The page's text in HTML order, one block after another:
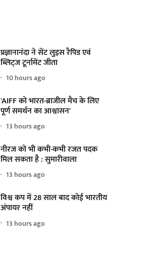
प्रज्ञानानंदा ने सेंट लुइस रैपिड एवं
ब्लिट्ज टूर्नामेंट जीता
10 hours ago
'AIFF को भारत-ब्राजील मैच के लिए
पूर्ण समर्थन का आश्वासन'
13 hours ago
नीरज को भी कभी-कभी रजत पदक
मिल सकता है : सुमारीवाला
13 hours ago
विश्व कप में 28 साल बाद कोई भारतीय
अंपायर नहीं
13 hours ago